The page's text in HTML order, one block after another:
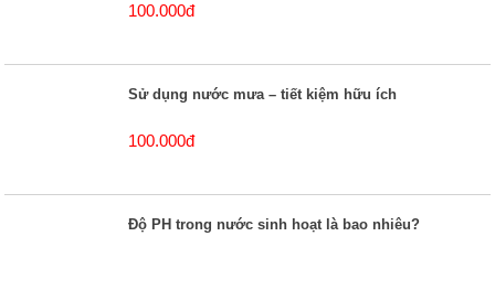
100.000đ
Sử dụng nước mưa – tiết kiệm hữu ích
100.000đ
Độ PH trong nước sinh hoạt là bao nhiêu?